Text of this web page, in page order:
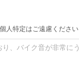
人特定はご遠慮ください